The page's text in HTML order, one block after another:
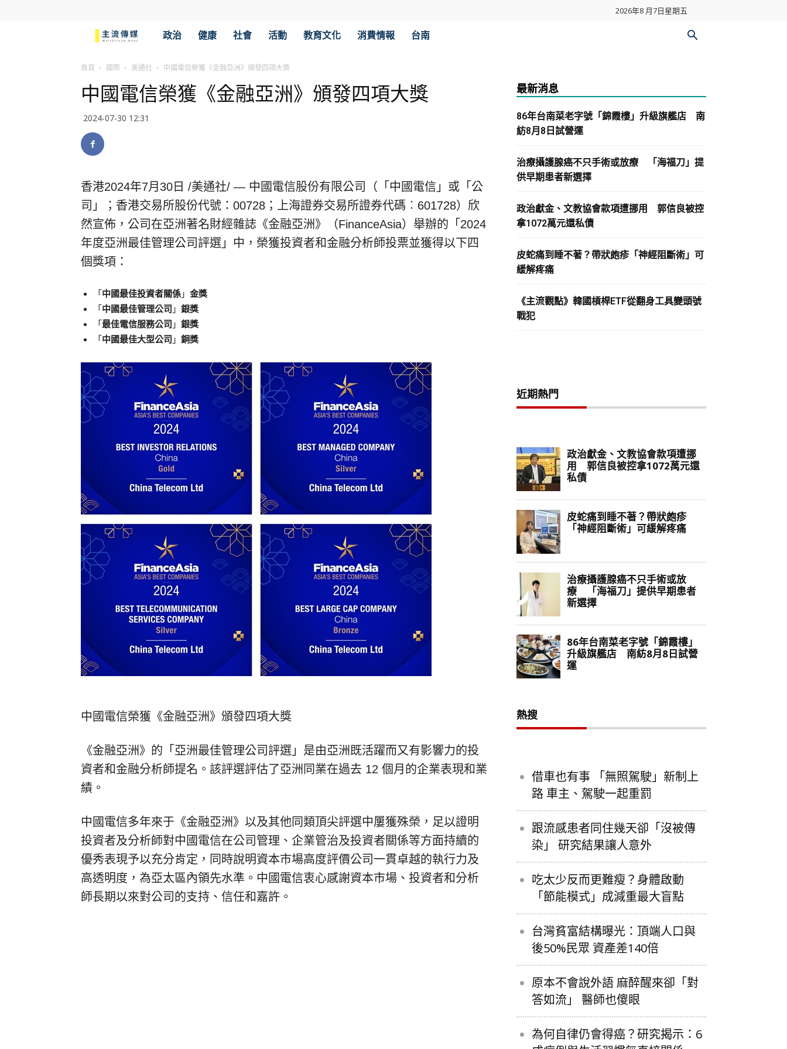
2026年8 月7日星期五
傳
政治 健康 社會 活動 教育文化 消費情報 台南
首頁 國際 美通社 中國電信榮獲《金融亞洲》頒發四項大獎
中國電信榮獲《金融亞洲》頒發四項大獎
2024-07-30 12:31
香港2024年7月30日 /美通社/ — 中國電信股份有限公司（「中國電信」或「公
司」；香港交易所股份代號：00728；上海證券交易所證券代碼︰601728）欣
然宣佈，公司在亞洲著名財經雜誌《金融亞洲》（FinanceAsia）舉辦的「2024
年度亞洲最佳管理公司評選」中，榮獲投資者和金融分析師投票並獲得以下四
個獎項：
「 中國最佳投資者關係 」 金獎
「 中國最佳管理公司 」 銀獎
「 最佳電信服務公司 」 銀獎
「 中國最佳大型公司 」 銅獎
中國電信榮獲《金融亞洲》頒發四項大獎
《金融亞洲》的「亞洲最佳管理公司評選」是由亞洲既活躍而又有影響力的投
資者和金融分析師提名。該評選評估了亞洲同業在過去 12 個月的企業表現和業
績。
中國電信多年來于《金融亞洲》以及其他同類頂尖評選中屢獲殊榮，足以證明
投資者及分析師對中國電信在公司管理、企業管治及投資者關係等方面持續的
優秀表現予以充分肯定，同時說明資本市場高度評價公司一貫卓越的執行力及
高透明度，為亞太區內領先水準。中國電信衷心感謝資本市場、投資者和分析
師長期以來對公司的支持、信任和嘉許。
最新消息
86年台南菜老字號「錦霞樓」升級旗艦店 南
紡8月8日試營運
治療攝護腺癌不只手術或放療 「海福刀」提
供早期患者新選擇
政治獻金、文教協會款項遭挪用 郭信良被控
拿1072萬元還私債
皮蛇痛到睡不著？帶狀皰疹「神經阻斷術」可
緩解疼痛
《主流觀點》韓國槓桿ETF從翻身工具變頭號
戰犯
近期熱門
熱搜
借車也有事 「無照駕駛」新制上
路 車主、駕駛一起重罰
跟流感患者同住幾天卻「沒被傳
染」 研究結果讓人意外
吃太少反而更難瘦？身體啟動
「節能模式」成減重最大盲點
台灣貧富結構曝光：頂端人口與
後50%民眾 資產差140倍
原本不會說外語 麻醉醒來卻「對
答如流」 醫師也傻眼
為何自律仍會得癌？研究揭示：6